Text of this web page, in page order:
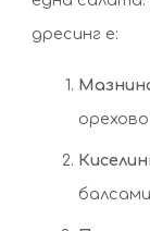
дресинг е: